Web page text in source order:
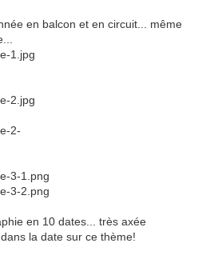
en balcon et en circuit... même
en 10 dates... très axée
la date sur ce thème!